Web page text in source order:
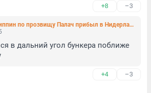
+8 –3
Экс-президент Филиппин по прозвищу Палач прибыл в Нидерланды, чтобы предстать перед судом, и взят под стражу
в дальний угол бункера поближе
+4 –3